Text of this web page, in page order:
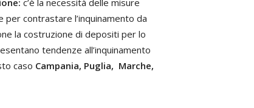
c’è la necessità delle misure
contrastare l’inquinamento da
la costruzione di depositi per lo
tendenze all’inquinamento
caso Campania, Puglia, Marche,